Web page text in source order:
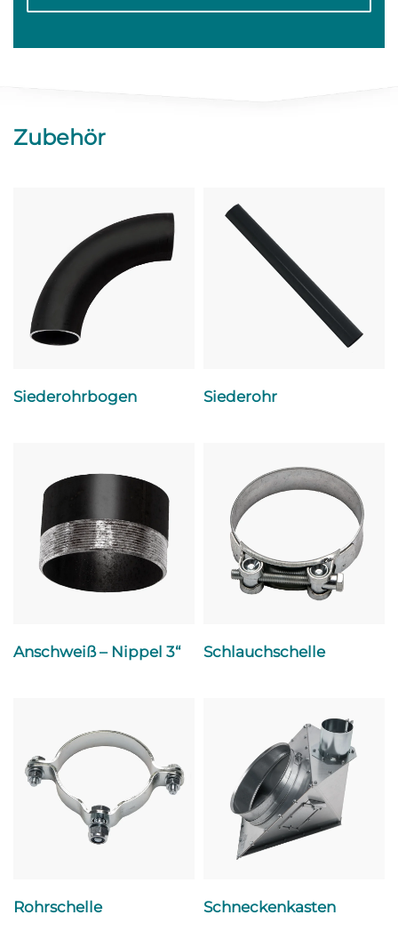
Zubehör
Siederohrbogen Siederohr
Anschweiß – Nippel 3“ Schlauchschelle
Rohrschelle Schneckenkasten